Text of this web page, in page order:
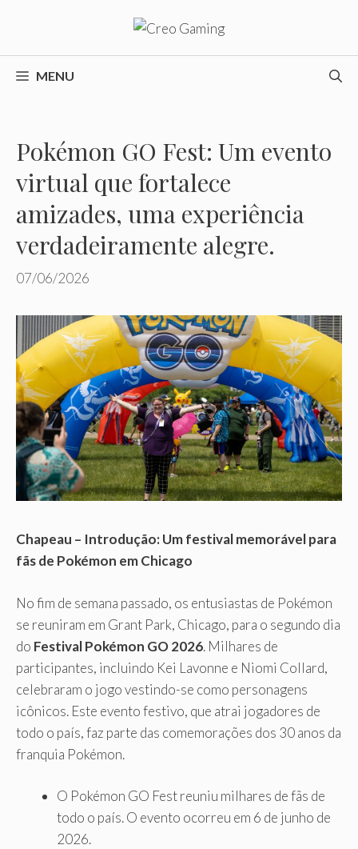
o
conteúdoMENU
Pokémon GO Fest: Um evento
virtual que fortalece
amizades, uma experiência
verdadeiramente alegre.
07/06/2026
Chapeau – Introdução: Um festival memorável para
fãs de Pokémon em Chicago
No fim de semana passado, os entusiastas de Pokémon
se reuniram em Grant Park, Chicago, para o segundo dia
do Festival Pokémon GO 2026. Milhares de
participantes, incluindo Kei Lavonne e Niomi Collard,
celebraram o jogo vestindo-se como personagens
icônicos. Este evento festivo, que atrai jogadores de
todo o país, faz parte das comemorações dos 30 anos da
franquia Pokémon.
O Pokémon GO Fest reuniu milhares de fãs de
todo o país. O evento ocorreu em 6 de junho de
2026.